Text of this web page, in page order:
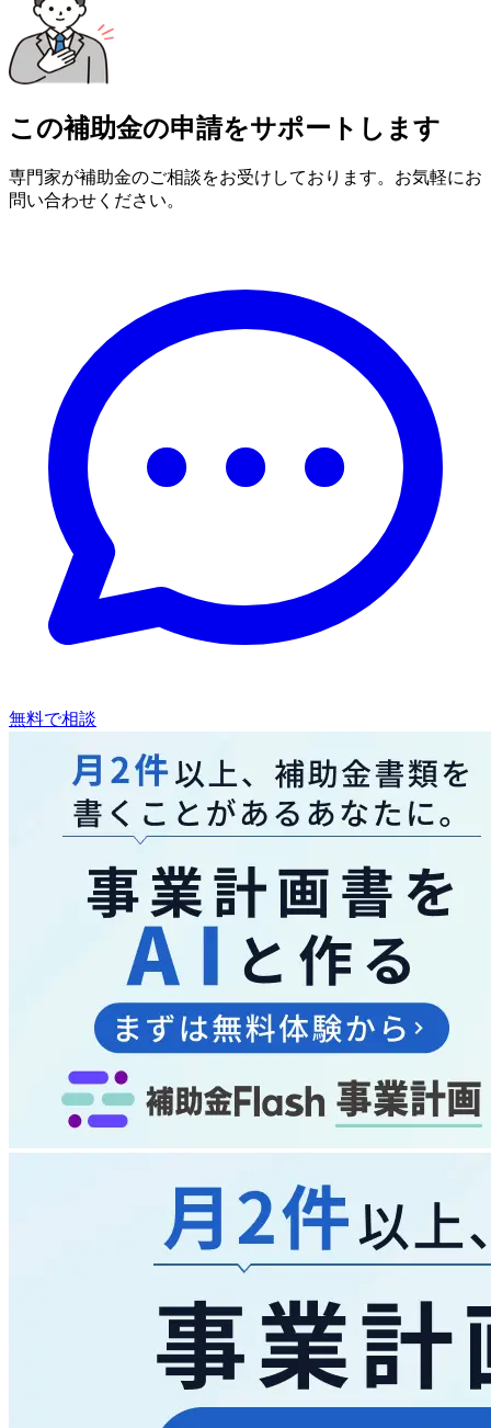
この補助金の申請をサポートします
専門家が補助金のご相談をお受けしております。お気軽にお
問い合わせください。
無料で相談